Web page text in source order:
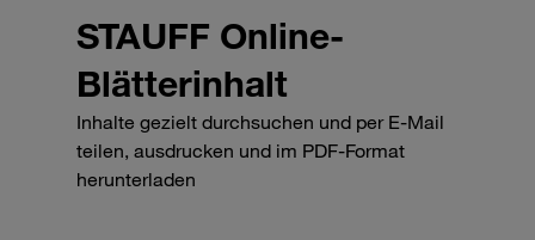
STAUFF Online-
Blätterinhalt
Inhalte gezielt durchsuchen und per E-Mail
teilen, ausdrucken und im PDF-Format
herunterladen